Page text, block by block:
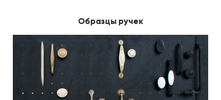
Образцы ручек